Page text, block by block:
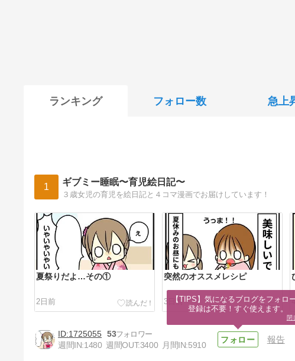
ランキング フォロー数 急上
1 ギブミー睡眠〜育児絵日記〜
３歳女児の育児を絵日記と４コマ漫画でお届けしています！
夏祭りだよ…その①
2日前
突然のオススメレシピ
3日前
1725055 53
週間IN:1480 週間OUT:3400 月間IN:5910
報告
【TIPS】気になるブログをフォロー
登録は不要！すぐ使えます。
閉